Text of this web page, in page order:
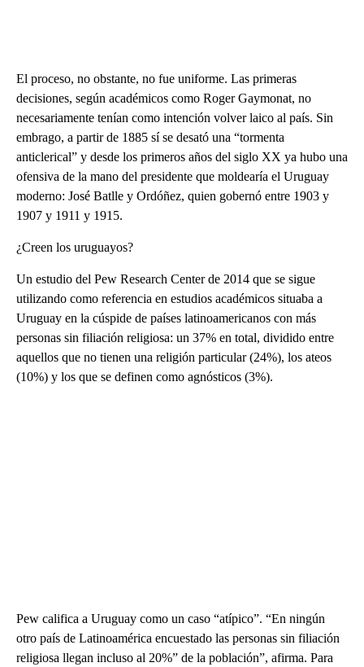
El proceso, no obstante, no fue uniforme. Las primeras
decisiones, según académicos como Roger Gaymonat, no
necesariamente tenían como intención volver laico al país. Sin
embrago, a partir de 1885 sí se desató una “tormenta
anticlerical” y desde los primeros años del siglo XX ya hubo una
ofensiva de la mano del presidente que moldearía el Uruguay
moderno: José Batlle y Ordóñez, quien gobernó entre 1903 y
1907 y 1911 y 1915.
¿Creen los uruguayos?
Un estudio del Pew Research Center de 2014 que se sigue
utilizando como referencia en estudios académicos situaba a
Uruguay en la cúspide de países latinoamericanos con más
personas sin filiación religiosa: un 37% en total, dividido entre
aquellos que no tienen una religión particular (24%), los ateos
(10%) y los que se definen como agnósticos (3%).
Pew califica a Uruguay como un caso “atípico”. “En ningún
otro país de Latinoamérica encuestado las personas sin filiación
religiosa llegan incluso al 20%” de la población”, afirma. Para